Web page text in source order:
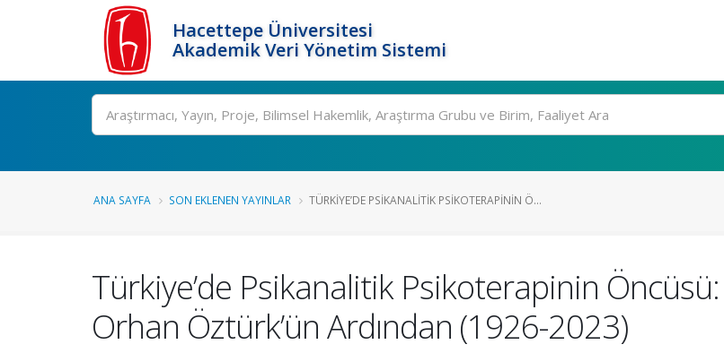
Hacettepe Üniversitesi
Akademik Veri Yönetim Sistemi
Ara
ANA SAYFA SON EKLENEN YAYINLAR TÜRKIYE’DE PSIKANALITIK PSIKOTERAPININ Ö...
Türkiye’de Psikanalitik Psikoterapinin
Orhan Öztürk’ün Ardından (1926-2023)